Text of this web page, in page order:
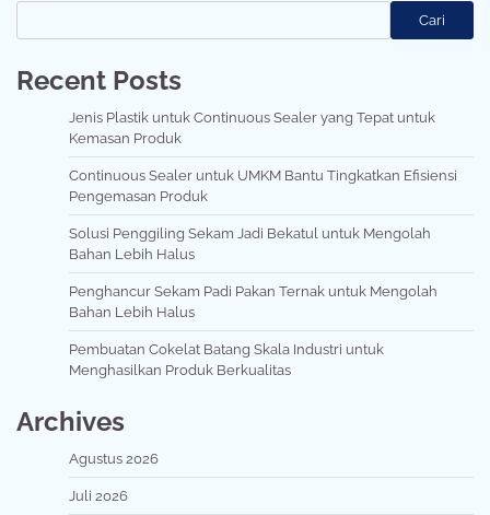
Cari
Recent Posts
Jenis Plastik untuk Continuous Sealer yang Tepat untuk
Kemasan Produk
Continuous Sealer untuk UMKM Bantu Tingkatkan Efisiensi
Pengemasan Produk
Solusi Penggiling Sekam Jadi Bekatul untuk Mengolah
Bahan Lebih Halus
Penghancur Sekam Padi Pakan Ternak untuk Mengolah
Bahan Lebih Halus
Pembuatan Cokelat Batang Skala Industri untuk
Menghasilkan Produk Berkualitas
Archives
Agustus 2026
Juli 2026